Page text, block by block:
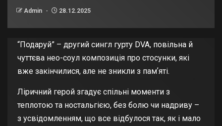
Admin 28.12.2025
“Подаруй” – другий сингл гурту DVA, повільна й
чуттєва нео-соул композиція про стосунки, які
вже закінчилися, але не зникли з памʼяті.
Ліричний герой згадує спільні моменти з
теплотою та ностальгією, без болю чи надриву –
з усвідомленням, що все відбулося так, як і мало